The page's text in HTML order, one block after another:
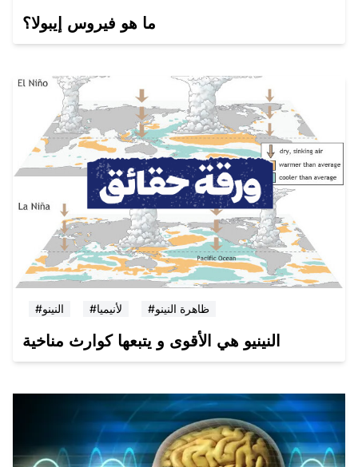
ما هو فيروس إيبولا؟
#النينو #لأنيميا #ظاهرة النينو
النينيو هي الأقوى و يتبعها كوارث مناخية